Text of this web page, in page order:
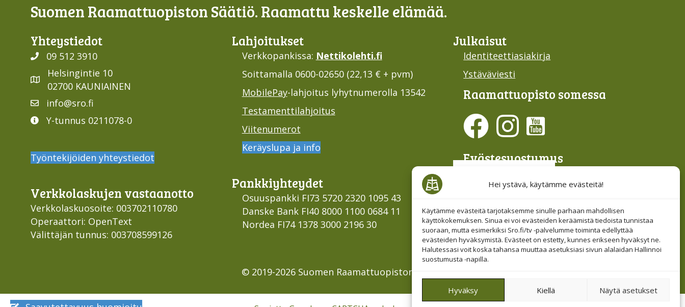
Hei ystävä, käytämme evästeitä!
Käytämme evästeitä tarjotaksemme sinulle parhaan mahdollisen
käyttökokemuksen. Sinua ei voi evästeiden keräämistä tiedoista tunnistaa
suoraan, mutta esimerkiksi Sro.fi/tv -palvelumme toiminta edellyttää
evästeiden hyväksymistä. Evästeet on estetty, kunnes erikseen hyväksyt ne.
Halutessasi voit koska tahansa muuttaa asetuksiasi sivun alalaidan Hallinnoi
suostumusta -napilla.
Hyväksy Kiellä Näytä asetukset
Suomen Raamattuopiston Säätiö. Raamattu keskelle elämää.
Yhteys­tiedot
09 512 3910
Helsingintie 10
02700 KAUNIAINEN
info@sro.fi
Y-tunnus 0211078-0
Työntekijöiden yhteystiedot
Verkko­laskujen vastaan­otto
Verkkolaskuosoite: 003702110780
Operaattori: OpenText
Välittäjän tunnus: 003708599126
Lahjoi­tukset
Verkkopankissa: Nettikolehti.fi
Soittamalla 0600-02650 (22,13 € + pvm)
MobilePay-lahjoitus lyhytnumerolla 13542
Testamenttilahjoitus
Viitenumerot
Keräyslupa ja info
Pankki­yhteydet
Osuuspankki FI73 5720 2320 1095 43
Danske Bank FI40 8000 1100 0684 11
Nordea FI74 1378 3000 2196 30
Julkaisut
Identiteettiasiakirja
Ystäväviesti
Raamattu­opisto somessa
Evästesuostumus
Etsi sivuiltamme
© 2019-2026 Suomen Raamattuopiston Säätiö